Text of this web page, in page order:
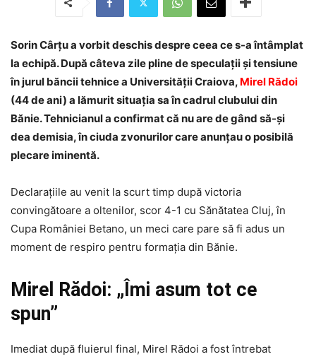
Sorin Cârțu a vorbit deschis despre ceea ce s-a întâmplat
la echipă. După câteva zile pline de speculații și tensiune
în jurul băncii tehnice a Universității Craiova, Mirel Rădoi
(44 de ani) a lămurit situația sa în cadrul clubului din
Bănie. Tehnicianul a confirmat că nu are de gând să-și
dea demisia, în ciuda zvonurilor care anunțau o posibilă
plecare iminentă.
Declarațiile au venit la scurt timp după victoria
convingătoare a oltenilor, scor 4-1 cu Sănătatea Cluj, în
Cupa României Betano, un meci care pare să fi adus un
moment de respiro pentru formația din Bănie.
Mirel Rădoi: „Îmi asum tot ce
spun”
Imediat după fluierul final, Mirel Rădoi a fost întrebat